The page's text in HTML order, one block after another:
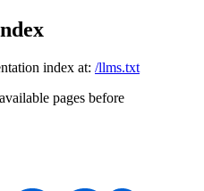
index at: /llms.txt
pages before